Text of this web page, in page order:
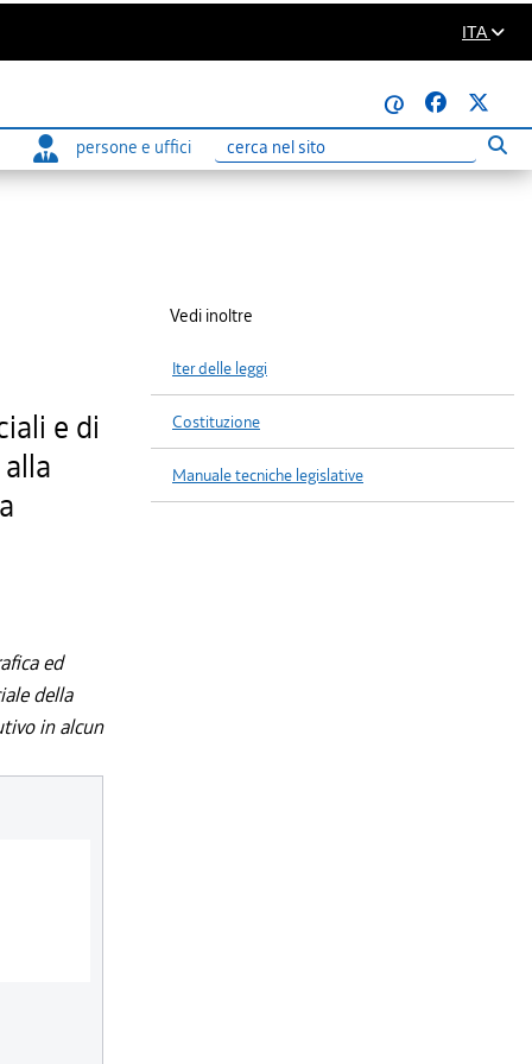
ITA
@
persone e uffici
Ricerca
e di
ed
della
in alcun
Vedi inoltre
Iter delle leggi
Costituzione
Manuale tecniche legislative